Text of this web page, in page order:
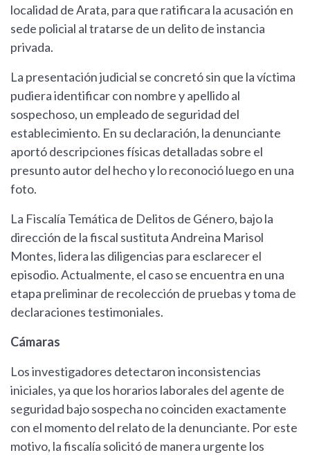
localidad de Arata, para que ratificara la acusación en
sede policial al tratarse de un delito de instancia
privada.
La presentación judicial se concretó sin que la víctima
pudiera identificar con nombre y apellido al
sospechoso, un empleado de seguridad del
establecimiento. En su declaración, la denunciante
aportó descripciones físicas detalladas sobre el
presunto autor del hecho y lo reconoció luego en una
foto.
La Fiscalía Temática de Delitos de Género, bajo la
dirección de la fiscal sustituta Andreina Marisol
Montes, lidera las diligencias para esclarecer el
episodio. Actualmente, el caso se encuentra en una
etapa preliminar de recolección de pruebas y toma de
declaraciones testimoniales.
Cámaras
Los investigadores detectaron inconsistencias
iniciales, ya que los horarios laborales del agente de
seguridad bajo sospecha no coinciden exactamente
con el momento del relato de la denunciante. Por este
motivo, la fiscalía solicitó de manera urgente los